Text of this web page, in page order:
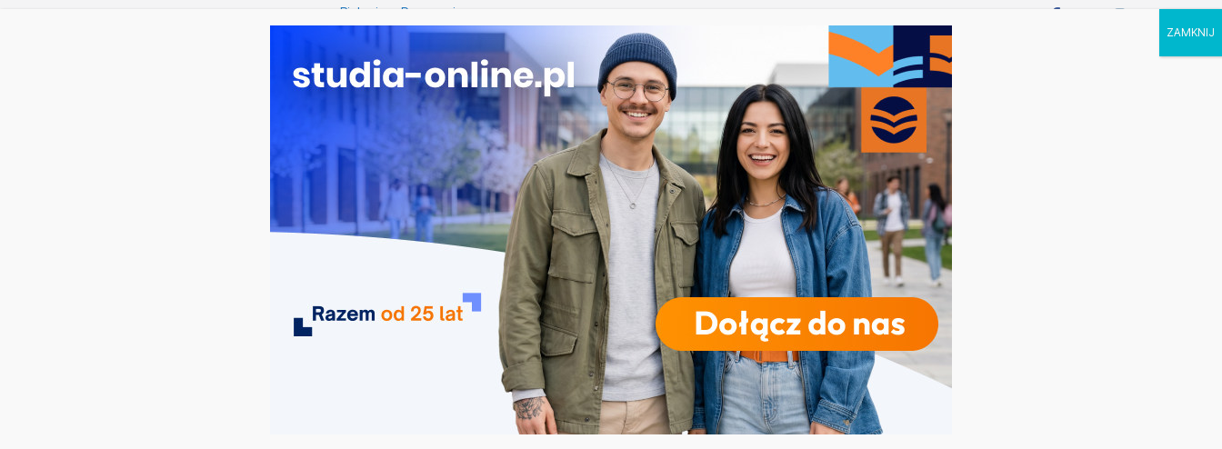
Filologia słowiańska w Krakowie
Studia historyczne w Łodzi
Analityka biznesowa i Data Science – Collegium Da Vinci w
Poznaniu
Chemia w Opolu
UCZELNIE KIERUNKI RODZAJE STUDIÓW REKRUTACJA DRZWI OTWARTE TOP STUDIA KALENDARZ
neurologopedyczne studia podyplomowe